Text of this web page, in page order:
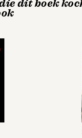
van verandering
organisatie van
een aanwijzing voor de
dit boek